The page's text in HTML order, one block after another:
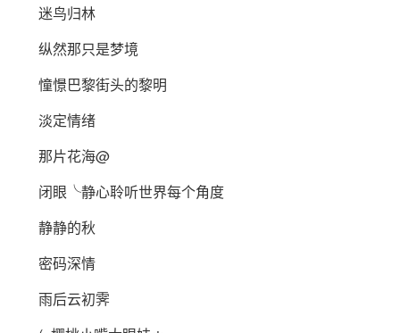
迷鸟归林
纵然那只是梦境
憧憬巴黎街头的黎明
淡定情绪
那片花海@
闭眼╰静心聆听世界每个角度
静静的秋
密码深情
雨后云初霁